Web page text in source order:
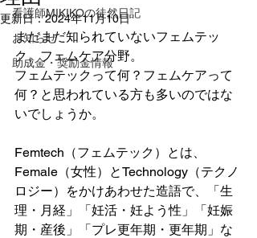
看護師MIKIKOの徒然日記
お知らせ
助成金・奨励金情報
更新日：2024年11月10日
まだまだ知られていないフェムテッ
ク、フェムケア分野。
フェムテックって何？フェムケアって
何？と思われている方も多いのではな
いでしょうか。
Femtech（フェムテック）とは、
Female（女性）とTechnology（テクノ
ロジー）をかけあわせた造語で、「生
理・月経」「妊活・妊よう性」「妊娠
期・産後」「プレ更年期・更年期」な